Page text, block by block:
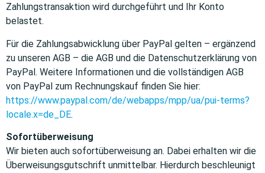
Zahlungstransaktion wird durchgeführt und Ihr Konto
belastet.
Für die Zahlungsabwicklung über PayPal gelten – ergänzend
zu unseren AGB – die AGB und die Datenschutzerklärung von
PayPal. Weitere Informationen und die vollständigen AGB
von PayPal zum Rechnungskauf finden Sie hier:
https://www.paypal.com/de/webapps/mpp/ua/pui-terms?
locale.x=de_DE.
Sofortüberweisung
Wir bieten auch sofortüberweisung an. Dabei erhalten wir die
Überweisungsgutschrift unmittelbar. Hierdurch beschleunigt